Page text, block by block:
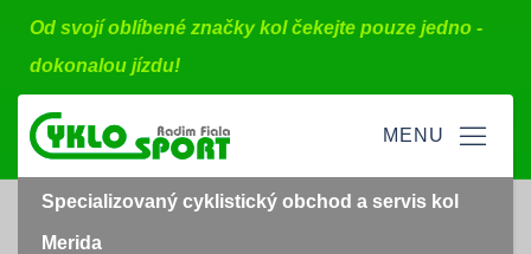
Od svojí oblíbené značky kol čekejte pouze jedno -
dokonalou jízdu!
Specializovaný cyklistický obchod a servis kol
Merida